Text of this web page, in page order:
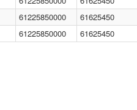
61225850000 61625450
61225850000 61625450